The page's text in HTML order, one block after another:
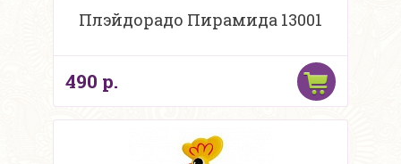
Плэйдорадо Пирамида 13001
490 р.